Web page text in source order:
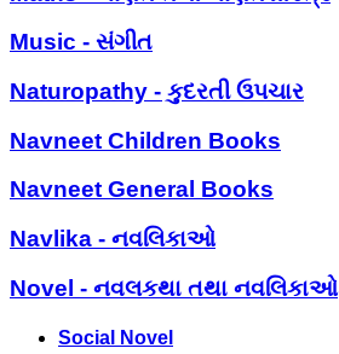
Music - સંગીત
Naturopathy - કુદરતી ઉપચાર
Navneet Children Books
Navneet General Books
Navlika - નવલિકાઓ
Novel - નવલકથા તથા નવલિકાઓ
Social Novel